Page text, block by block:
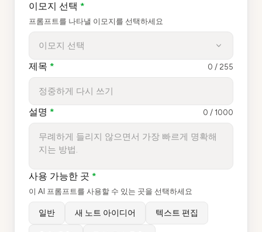
이모지 선택 *
프롬프트를 나타낼 이모지를 선택하세요
이모지 선택
제목 * 0 / 255
설명 * 0 / 1000
사용 가능한 곳 *
이 AI 프롬프트를 사용할 수 있는 곳을 선택하세요
일반 새 노트 아이디어 텍스트 편집